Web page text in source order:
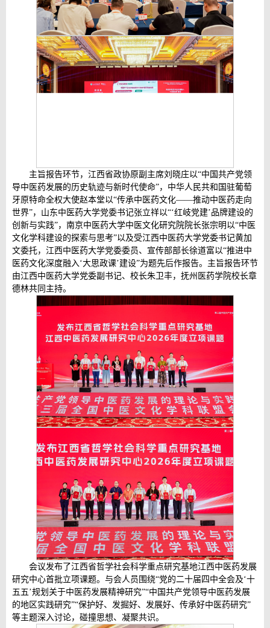
主旨报告环节，江西省政协原副主席刘晓庄以“中国共产党领
导中医药发展的历史轨迹与新时代使命”，中华人民共和国驻葡萄
牙原特命全权大使赵本堂以“传承中医药文化——推动中医药走向
世界”，山东中医药大学党委书记张立祥以“‘红岐党建’品牌建设的
创新与实践”，南京中医药大学中医文化研究院院长张宗明以“中医
文化学科建设的探索与思考”以及受江西中医药大学党委书记黄加
文委托，江西中医药大学党委委员、宣传部部长徐道富以“推进中
医药文化深度融入‘大思政课’建设”为题先后作报告。主旨报告环节
由江西中医药大学党委副书记、校长朱卫丰，抚州医药学院校长章
德林共同主持。
会议发布了江西省哲学社会科学重点研究基地江西中医药发展
研究中心首批立项课题。与会人员围绕“党的二十届四中全会及‘十
五五’规划关于中医药发展精神研究”“中国共产党领导中医药发展
的地区实践研究”“保护好、发掘好、发展好、传承好中医药研究”
等主题深入讨论，碰撞思想、凝聚共识。